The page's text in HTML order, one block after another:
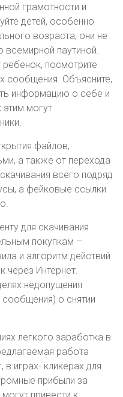
грамотности и
детей, особенно
возраста, они не
паутиной.
ребенок, посмотрите
сообщения. Объясните,
информацию о себе и
этим могут
файлов,
а также от перехода
всего подряд
а фейковые ссылки
для скачивания
покупкам –
и алгоритм действий
Интернет.
недопущения
о снятии
легкого заработка в
работа
играх- кликерах для
прибыли за